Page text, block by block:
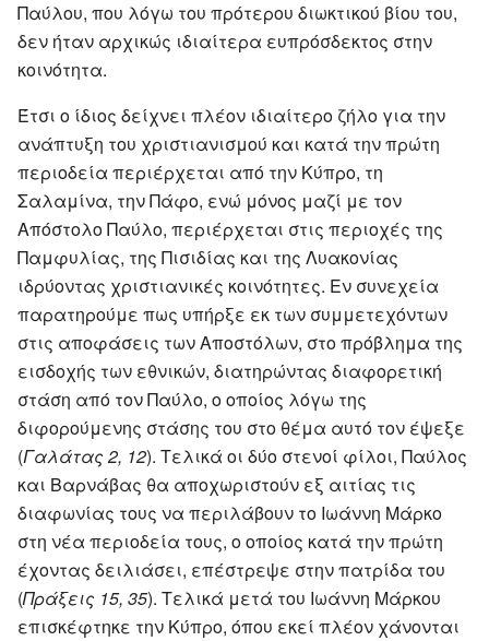
Παύλου, που λόγω του πρότερου διωκτικού βίου του,
δεν ήταν αρχικώς ιδιαίτερα ευπρόσδεκτος στην
κοινότητα.
Έτσι ο ίδιος δείχνει πλέον ιδιαίτερο ζήλο για την
ανάπτυξη του χριστιανισμού και κατά την πρώτη
περιοδεία περιέρχεται από την Κύπρο, τη
Σαλαμίνα, την Πάφο, ενώ μόνος μαζί με τον
Απόστολο Παύλο, περιέρχεται στις περιοχές της
Παμφυλίας, της Πισιδίας και της Λυακονίας
ιδρύοντας χριστιανικές κοινότητες. Εν συνεχεία
παρατηρούμε πως υπήρξε εκ των συμμετεχόντων
στις αποφάσεις των Αποστόλων, στο πρόβλημα της
εισδοχής των εθνικών, διατηρώντας διαφορετική
στάση από τον Παύλο, ο οποίος λόγω της
διφορούμενης στάσης του στο θέμα αυτό τον έψεξε
(Γαλάτας 2, 12). Τελικά οι δύο στενοί φίλοι, Παύλος
και Βαρνάβας θα αποχωριστούν εξ αιτίας τις
διαφωνίας τους να περιλάβουν το Ιωάννη Μάρκο
στη νέα περιοδεία τους, ο οποίος κατά την πρώτη
έχοντας δειλιάσει, επέστρεψε στην πατρίδα του
(Πράξεις 15, 35). Τελικά μετά του Ιωάννη Μάρκου
επισκέφτηκε την Κύπρο, όπου εκεί πλέον χάνονται